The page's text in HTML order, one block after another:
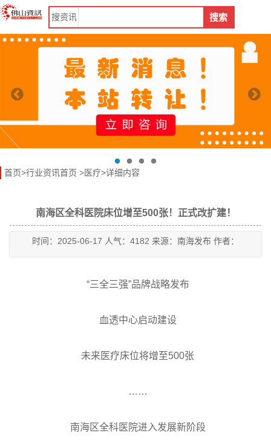
搜资讯 搜索
首页>行业资讯首页 >医疗>详细内容
南海区全科医院床位增至500张！正式改扩建！
时间：2025-06-17 人气：4182 来源：南海发布 作者：
“三全三强”品牌战略发布
血透中心启动建设
未来医疗床位将增至500张
……
南海区全科医院进入发展新阶段